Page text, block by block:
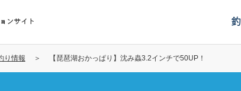
ンサイト
り情報 【琵琶湖おかっぱり】沈み蟲3.2インチで50UP！